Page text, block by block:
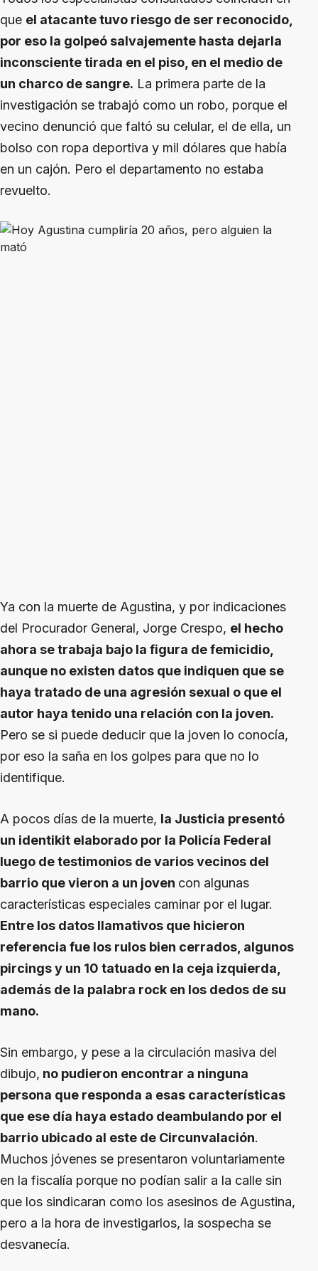
que el atacante tuvo riesgo de ser reconocido,
por eso la golpeó salvajemente hasta dejarla
inconsciente tirada en el piso, en el medio de
un charco de sangre. La primera parte de la
investigación se trabajó como un robo, porque el
vecino denunció que faltó su celular, el de ella, un
bolso con ropa deportiva y mil dólares que había
en un cajón. Pero el departamento no estaba
revuelto.
Ya con la muerte de Agustina, y por indicaciones
del Procurador General, Jorge Crespo, el hecho
ahora se trabaja bajo la figura de femicidio,
aunque no existen datos que indiquen que se
haya tratado de una agresión sexual o que el
autor haya tenido una relación con la joven.
Pero se si puede deducir que la joven lo conocía,
por eso la saña en los golpes para que no lo
identifique.
A pocos días de la muerte, la Justicia presentó
un identikit elaborado por la Policía Federal
luego de testimonios de varios vecinos del
barrio que vieron a un joven con algunas
características especiales caminar por el lugar.
Entre los datos llamativos que hicieron
referencia fue los rulos bien cerrados, algunos
pircings y un 10 tatuado en la ceja izquierda,
además de la palabra rock en los dedos de su
mano.
Sin embargo, y pese a la circulación masiva del
dibujo, no pudieron encontrar a ninguna
persona que responda a esas características
que ese día haya estado deambulando por el
barrio ubicado al este de Circunvalación.
Muchos jóvenes se presentaron voluntariamente
en la fiscalía porque no podían salir a la calle sin
que los sindicaran como los asesinos de Agustina,
pero a la hora de investigarlos, la sospecha se
desvanecía.